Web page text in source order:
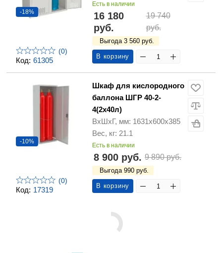
Код: 61305
-18%
(0)
Есть в наличии
16 180
руб.
19 740
руб.
Выгода 3 560 руб.
В корзину
Код: 17319
-10%
(0)
Шкаф для кислородного
баллона ШГР 40-2-
4(2х40л)
ВхШхГ, мм: 1631х600х385
Вес, кг: 21.1
Есть в наличии
8 900 руб. 9 890 руб.
Выгода 990 руб.
В корзину